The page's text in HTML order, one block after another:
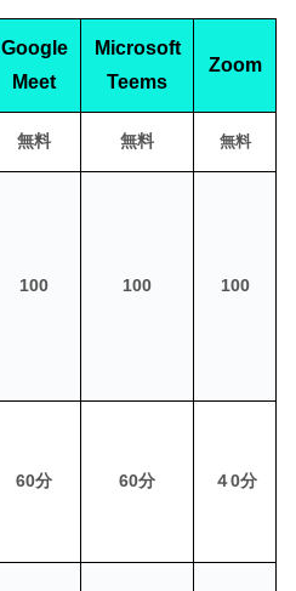
Google
Meet
Microsoft
Teems
Zoom
無料 無料 無料
100 100 100
60分 60分 ４0分